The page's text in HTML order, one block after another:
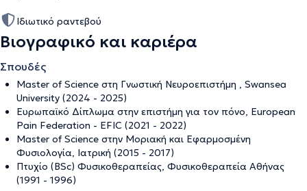
Ιδιωτικό ραντεβού
Βιογραφικό και καριέρα
Σπουδές
Master of Science στη Γνωστική Νευροεπιστήμη , Swansea
University (2024 - 2025)
Ευρωπαϊκό Δίπλωμα στην επιστήμη για τον πόνο, European
Pain Federation - EFIC (2021 - 2022)
Master of Science στην Μοριακή και Εφαρμοσμένη
Φυσιολογία, Ιατρική (2015 - 2017)
Πτυχίο (BSc) Φυσικοθεραπείας, Φυσικοθεραπεία Αθήνας
(1991 - 1996)